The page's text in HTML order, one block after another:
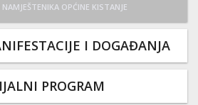
OPĆINE KISTANJE
I DOGAĐANJA
PROGRAM